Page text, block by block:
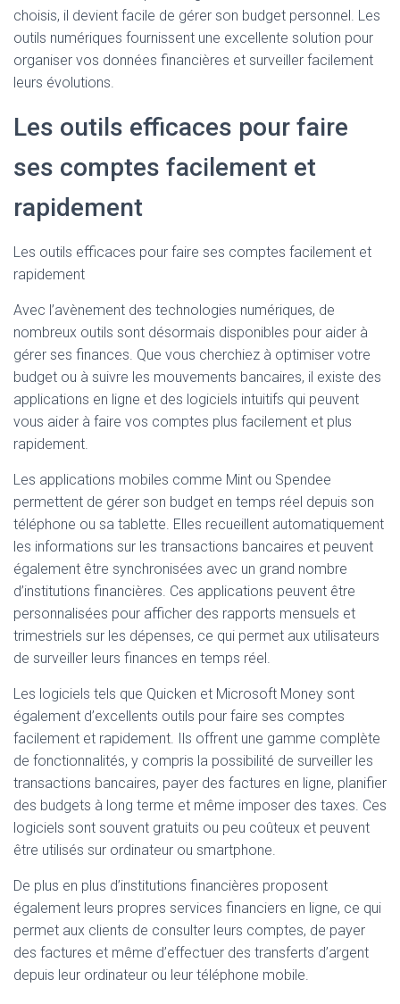
choisis, il devient facile de gérer son budget personnel. Les
outils numériques fournissent une excellente solution pour
organiser vos données financières et surveiller facilement
leurs évolutions.
Les outils efficaces pour faire
ses comptes facilement et
rapidement
Les outils efficaces pour faire ses comptes facilement et
rapidement
Avec l’avènement des technologies numériques, de
nombreux outils sont désormais disponibles pour aider à
gérer ses finances. Que vous cherchiez à optimiser votre
budget ou à suivre les mouvements bancaires, il existe des
applications en ligne et des logiciels intuitifs qui peuvent
vous aider à faire vos comptes plus facilement et plus
rapidement.
Les applications mobiles comme Mint ou Spendee
permettent de gérer son budget en temps réel depuis son
téléphone ou sa tablette. Elles recueillent automatiquement
les informations sur les transactions bancaires et peuvent
également être synchronisées avec un grand nombre
d’institutions financières. Ces applications peuvent être
personnalisées pour afficher des rapports mensuels et
trimestriels sur les dépenses, ce qui permet aux utilisateurs
de surveiller leurs finances en temps réel.
Les logiciels tels que Quicken et Microsoft Money sont
également d’excellents outils pour faire ses comptes
facilement et rapidement. Ils offrent une gamme complète
de fonctionnalités, y compris la possibilité de surveiller les
transactions bancaires, payer des factures en ligne, planifier
des budgets à long terme et même imposer des taxes. Ces
logiciels sont souvent gratuits ou peu coûteux et peuvent
être utilisés sur ordinateur ou smartphone.
De plus en plus d’institutions financières proposent
également leurs propres services financiers en ligne, ce qui
permet aux clients de consulter leurs comptes, de payer
des factures et même d’effectuer des transferts d’argent
depuis leur ordinateur ou leur téléphone mobile.